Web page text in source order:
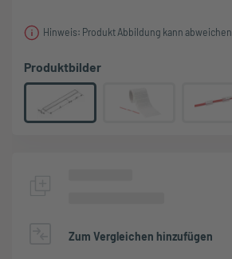
Hinweis: Produkt Abbildung kann abweichen
Produktbilder
Zum Vergleichen hinzufügen